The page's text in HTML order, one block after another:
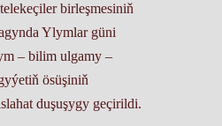
birleşmesiniň
Ylymlar güni
– bilim ulgamy –
ösüşiniň
duşuşygy geçirildi.